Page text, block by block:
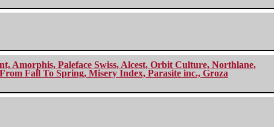
Amorphis, Paleface Swiss, Alcest, Orbit Culture, Northlane,
Fall To Spring, Misery Index, Parasite inc., Groza